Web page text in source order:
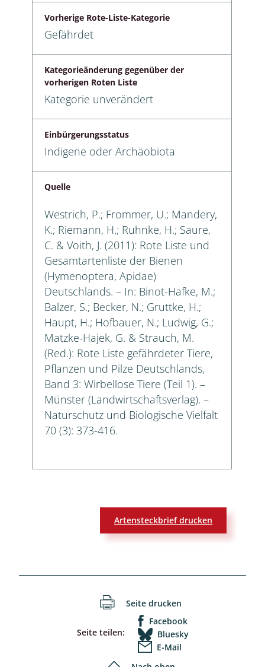
Vorherige Rote-Liste-Kategorie
Gefährdet
Kategorieänderung gegenüber der
vorherigen Roten Liste
Kategorie unverändert
Einbürgerungsstatus
Indigene oder Archäobiota
Quelle
Westrich, P.; Frommer, U.; Mandery,
K.; Riemann, H.; Ruhnke, H.; Saure,
C. & Voith, J. (2011): Rote Liste und
Gesamtartenliste der Bienen
(Hymenoptera, Apidae)
Deutschlands. – In: Binot-Hafke, M.;
Balzer, S.; Becker, N.; Gruttke, H.;
Haupt, H.; Hofbauer, N.; Ludwig, G.;
Matzke-Hajek, G. & Strauch, M.
(Red.): Rote Liste gefährdeter Tiere,
Pflanzen und Pilze Deutschlands,
Band 3: Wirbellose Tiere (Teil 1). –
Münster (Landwirtschaftsverlag). –
Naturschutz und Biologische Vielfalt
70 (3): 373-416.
Artensteckbrief drucken
Seite drucken
Seite teilen:
Facebook
Bluesky
E-Mail